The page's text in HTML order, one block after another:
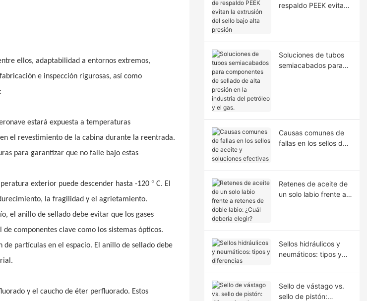
ellos, adaptabilidad a entornos extremos,
e inspección rigurosas, así como
estará expuesta a temperaturas
el revestimiento de la cabina durante la reentrada.
para garantizar que no falle bajo estas
exterior puede descender hasta -120 ° C. El
la fragilidad y el agrietamiento.
el anillo de sellado debe evitar que los gases
componentes clave como los sistemas ópticos.
partículas en el espacio. El anillo de sellado debe
y el caucho de éter perfluorado. Estos
respaldo PEEK evitan
Soluciones de tubos
semiacabados para
Causas comunes de
fallas en los sellos de
Retenes de aceite de
un solo labio frente a
Sellos hidráulicos y
neumáticos: tipos y
Sello de vástago vs.
sello de pistón: